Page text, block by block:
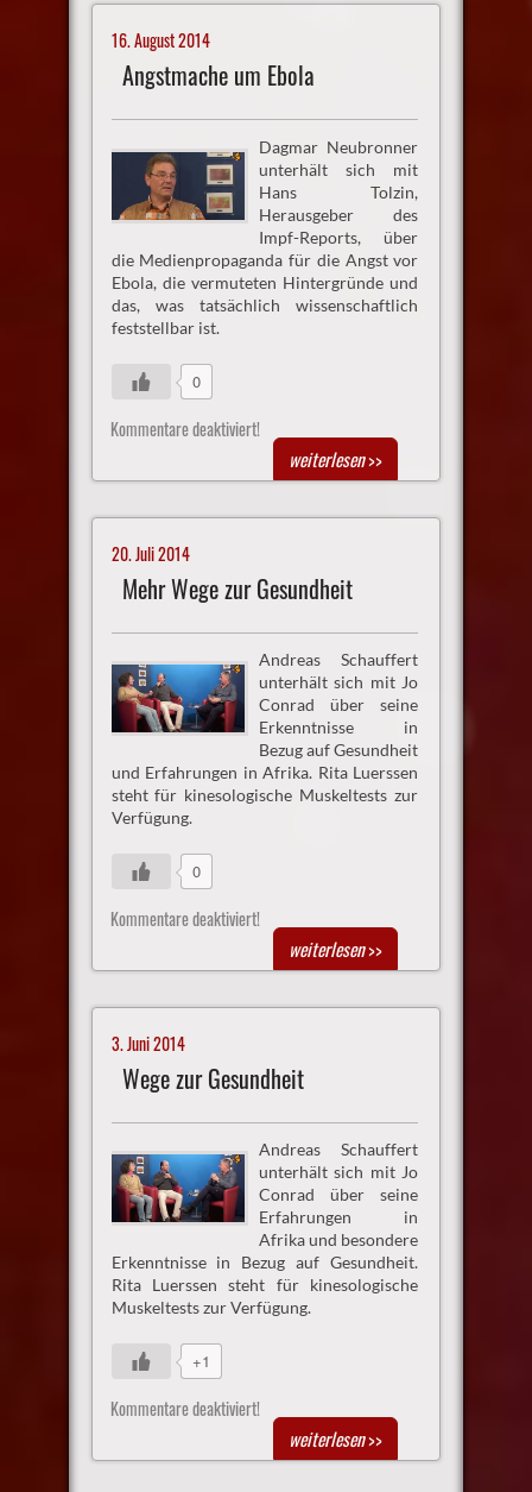
16. August 2014
Angstmache um Ebola
Dagmar Neubronner
unterhält sich mit
Hans Tolzin,
Herausgeber des
Impf-Reports, über
die Medienpropaganda für die Angst vor
Ebola, die vermuteten Hintergründe und
das, was tatsächlich wissenschaftlich
feststellbar ist.
0
Kommentare deaktiviert!
weiterlesen>>
20. Juli 2014
Mehr Wege zur Gesundheit
Andreas Schauffert
unterhält sich mit Jo
Conrad über seine
Erkenntnisse in
Bezug auf Gesundheit
und Erfahrungen in Afrika. Rita Luerssen
steht für kinesologische Muskeltests zur
Verfügung.
0
Kommentare deaktiviert!
weiterlesen>>
3. Juni 2014
Wege zur Gesundheit
Andreas Schauffert
unterhält sich mit Jo
Conrad über seine
Erfahrungen in
Afrika und besondere
Erkenntnisse in Bezug auf Gesundheit.
Rita Luerssen steht für kinesologische
Muskeltests zur Verfügung.
+1
Kommentare deaktiviert!
weiterlesen>>